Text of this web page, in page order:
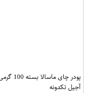
پودر چای ماسالا بسته
آجیل تکدونه